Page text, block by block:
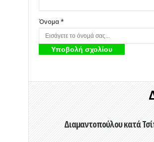
Όνομα *
Διαμαντοπούλου κατά